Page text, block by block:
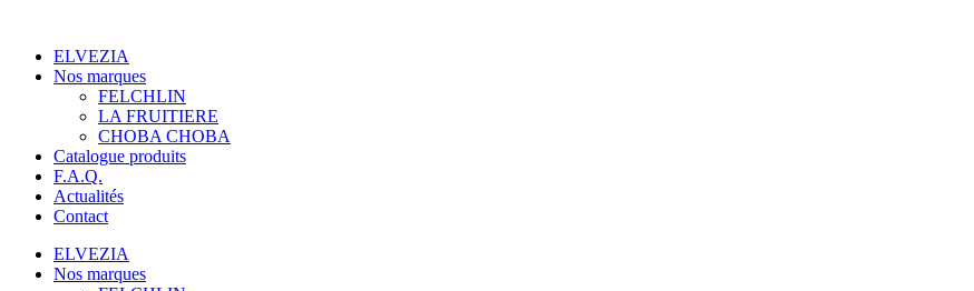
contenuELVEZIA
Nos marques
FELCHLIN
LA FRUITIERE
CHOBA CHOBA
Catalogue produits
F.A.Q.
Actualités
Contact
ELVEZIA
Nos marques